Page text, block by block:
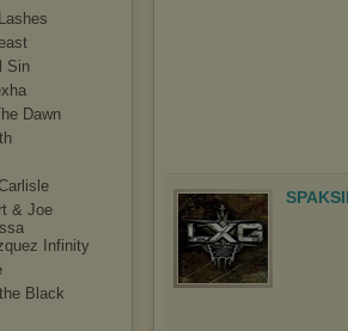
Sin
Dawn
& Joe
Infinity
Black